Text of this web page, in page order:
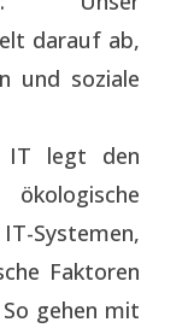
darauf ab,
und soziale
IT legt den
Systemen,
Faktoren
gehen mit